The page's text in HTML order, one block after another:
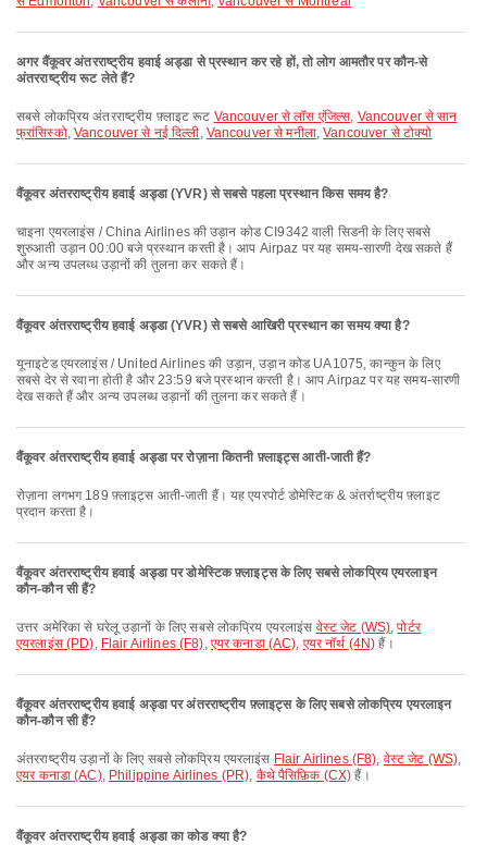
अगर वैंकूवर अंतरराष्ट्रीय हवाई अड्डा से प्रस्थान कर रहे हों, तो लोग आमतौर पर कौन-से
अंतरराष्ट्रीय रूट लेते हैं?
सबसे लोकप्रिय अंतरराष्ट्रीय फ़्लाइट रूट Vancouver से लॉस एंजिल्स, Vancouver से सान
फ्रांसिस्को, Vancouver से नई दिल्ली, Vancouver से मनीला,Vancouver से टोक्यो
वैंकूवर अंतरराष्ट्रीय हवाई अड्डा (YVR) से सबसे पहला प्रस्थान किस समय है?
चाइना एयरलाइंस / China Airlines की उड़ान कोड CI9342 वाली सिडनी के लिए सबसे
शुरुआती उड़ान 00:00 बजे प्रस्थान करती है। आप Airpaz पर यह समय-सारणी देख सकते हैं
और अन्य उपलब्ध उड़ानों की तुलना कर सकते हैं।
वैंकूवर अंतरराष्ट्रीय हवाई अड्डा (YVR) से सबसे आखिरी प्रस्थान का समय क्या है?
यूनाइटेड एयरलाइंस / United Airlines की उड़ान, उड़ान कोड UA1075, कान्कुन के लिए
सबसे देर से रवाना होती है और 23:59 बजे प्रस्थान करती है। आप Airpaz पर यह समय-सारणी
देख सकते हैं और अन्य उपलब्ध उड़ानों की तुलना कर सकते हैं।
वैंकूवर अंतरराष्ट्रीय हवाई अड्डा पर रोज़ाना कितनी फ़्लाइट्स आती-जाती हैं?
रोज़ाना लगभग 189 फ़्लाइट्स आती-जाती हैं। यह एयरपोर्ट डोमेस्टिक & अंतर्राष्ट्रीय फ़्लाइट
प्रदान करता है।
वैंकूवर अंतरराष्ट्रीय हवाई अड्डा पर डोमेस्टिक फ़्लाइट्स के लिए सबसे लोकप्रिय एयरलाइन
कौन-कौन सी हैं?
उत्तर अमेरिका से घरेलू उड़ानों के लिए सबसे लोकप्रिय एयरलाइंस वेस्ट जेट (WS),पोर्टर
एयरलाइंस (PD), Flair Airlines (F8), एयर कनाडा (AC), एयर नॉर्थ (4N) हैं।
वैंकूवर अंतरराष्ट्रीय हवाई अड्डा पर अंतरराष्ट्रीय फ़्लाइट्स के लिए सबसे लोकप्रिय एयरलाइन
कौन-कौन सी हैं?
अंतरराष्ट्रीय उड़ानों के लिए सबसे लोकप्रिय एयरलाइंस Flair Airlines (F8), वेस्ट जेट (WS),
एयर कनाडा (AC), Philippine Airlines (PR), कैथे पैसिफ़िक (CX) हैं।
वैंकूवर अंतरराष्ट्रीय हवाई अड्डा का कोड क्या है?